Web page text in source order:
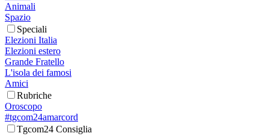
Animali
Spazio
Speciali
Elezioni Italia
Elezioni estero
Grande Fratello
L'isola dei famosi
Amici
Rubriche
Oroscopo
#tgcom24amarcord
Tgcom24 Consiglia